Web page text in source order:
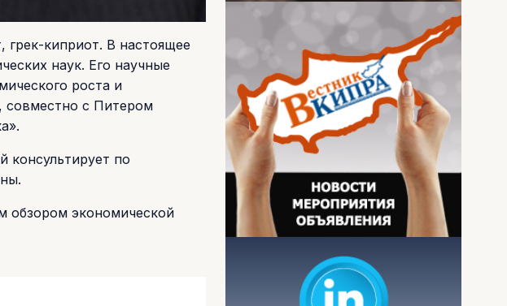
грек-киприот. В настоящее
наук. Его научные
роста и
совместно с Питером
консультирует по
обзором экономической